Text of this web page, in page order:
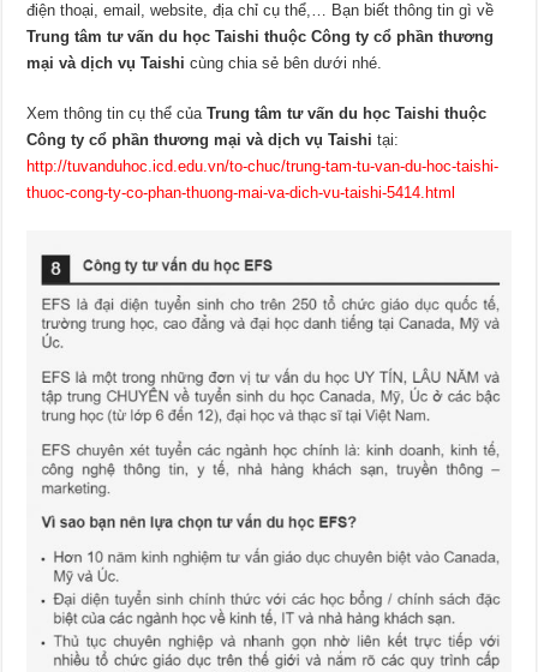
điện thoại, email, website, địa chỉ cụ thể,… Bạn biết thông tin gì về
Trung tâm tư vấn du học Taishi thuộc Công ty cổ phần thương
mại và dịch vụ Taishi cùng chia sẻ bên dưới nhé.
Xem thông tin cụ thể củaTrung tâm tư vấn du học Taishi thuộc
Công ty cổ phần thương mại và dịch vụ Taishi tại:
http://tuvanduhoc.icd.edu.vn/to-chuc/trung-tam-tu-van-du-hoc-taishi-
thuoc-cong-ty-co-phan-thuong-mai-va-dich-vu-taishi-5414.html